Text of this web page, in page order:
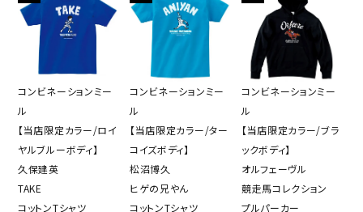
コンビネーションミー
ル
【当店限定カラー/ロイ
ヤルブルーボディ】
久保建英
TAKE
コットンTシャツ
コンビネーションミー
ル
【当店限定カラー/ター
コイズボディ】
松沼博久
ヒゲの兄やん
コットンTシャツ
コンビネーションミー
ル
【当店限定カラー/ブラ
ックボディ】
オルフェーヴル
競走馬コレクション
プルパーカー